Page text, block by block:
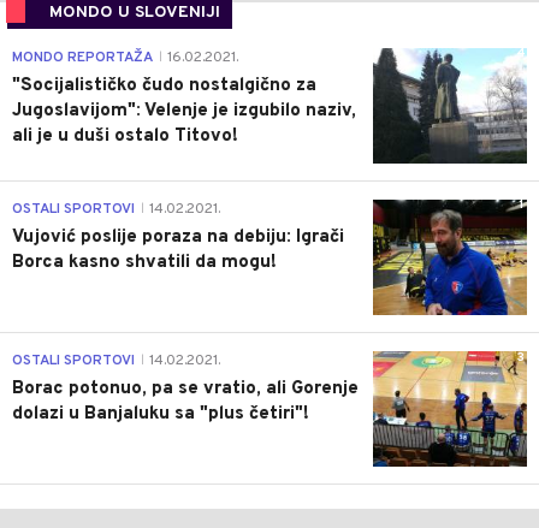
MONDO U SLOVENIJI
4
MONDO REPORTAŽA 16.02.2021.
"Socijalističko čudo nostalgično za
Jugoslavijom": Velenje je izgubilo naziv,
ali je u duši ostalo Titovo!
1
OSTALI SPORTOVI 14.02.2021.
Vujović poslije poraza na debiju: Igrači
Borca kasno shvatili da mogu!
3
OSTALI SPORTOVI 14.02.2021.
Borac potonuo, pa se vratio, ali Gorenje
dolazi u Banjaluku sa "plus četiri"!